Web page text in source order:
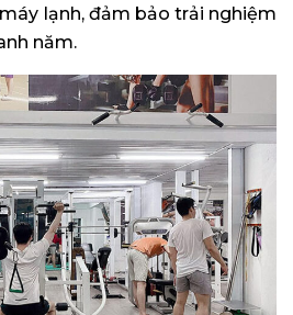
lạnh, đảm bảo trải nghiệm
năm.